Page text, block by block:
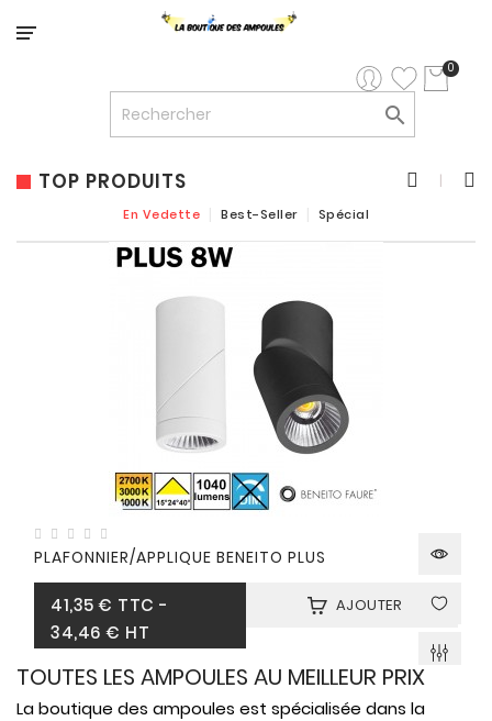
Catégorie
12V/24V
INTERIEURS
ACCESSOIRES
ECLAIRAGES
SOLAIRES
SODIUM
FLUO-
0

TOP PRODUITS
En Vedette Best-Seller Spécial
PLAFONNIER/APPLIQUE BENEITO PLUS
41,35 € Prix
TTC -
34,46 € HT
AJOUTER
TOUTES LES AMPOULES AU MEILLEUR PRIX
La boutique des ampoules est spécialisée dans la